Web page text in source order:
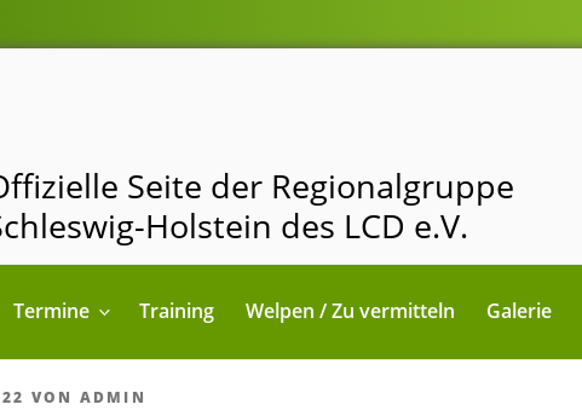
Seite der Regionalgruppe
Holstein des LCD e.V.
Termine Training Welpen / Zu vermitteln Galerie
VON ADMIN